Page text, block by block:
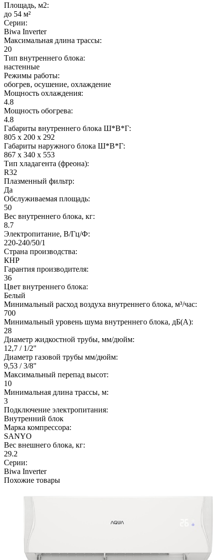
Площадь, м2:
до 54 м²
Серии:
Biwa Inverter
Максимальная длина трассы:
20
Тип внутреннего блока:
настенные
Режимы работы:
обогрев, осушение, охлаждение
Мощность охлаждения:
4.8
Мощность обогрева:
4.8
Габариты внутреннего блока Ш*В*Г:
805 x 200 x 292
Габариты наружного блока Ш*В*Г:
867 x 340 x 553
Тип хладагента (фреона):
R32
Плазменный фильтр:
Да
Обслуживаемая площадь:
50
Вес внутреннего блока, кг:
8.7
Электропитание, В/Гц/Ф:
220-240/50/1
Страна производства:
КНР
Гарантия производителя:
36
Цвет внутреннего блока:
Белый
Минимальный расход воздуха внутреннего блока, м³/час:
700
Минимальный уровень шума внутреннего блока, дБ(А):
28
Диаметр жидкостной трубы, мм/дюйм:
12,7 / 1/2"
Диаметр газовой трубы мм/дюйм:
9,53 / 3/8"
Максимальный перепад высот:
10
Минимальная длина трассы, м:
3
Подключение электропитания:
Внутренний блок
Марка компрессора:
SANYO
Вес внешнего блока, кг:
29.2
Серии:
Biwa Inverter
Похожие товары